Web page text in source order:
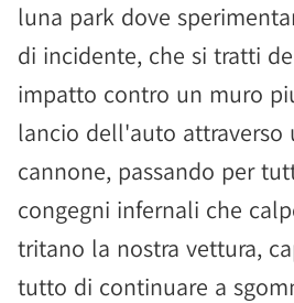
luna park dove
di incidente, che si tratti
impatto contro un muro
lancio dell'auto attraverso
cannone, passando per
congegni infernali che
tritano la nostra vettura,
tutto di continuare a